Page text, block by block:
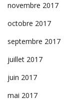
novembre 2017
octobre 2017
septembre 2017
juillet 2017
juin 2017
mai 2017